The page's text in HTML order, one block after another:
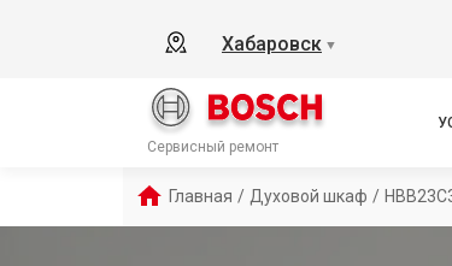
Хабаровск ▼
Сервисный ремонт
Главная / Духовой шкаф /